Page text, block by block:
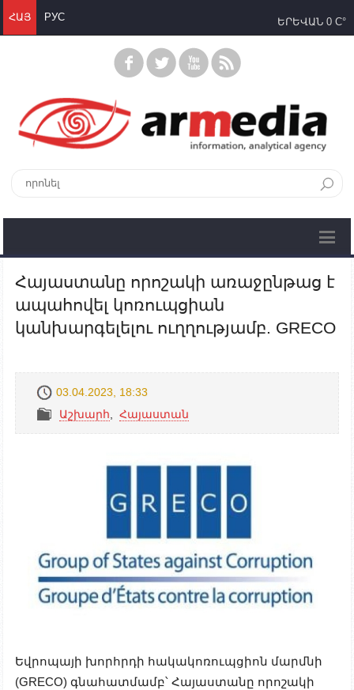
ՀԱՅ РУС ԵՐԵՎԱՆ 0 C°
Հայաստանը որոշակի առաջընթաց է
ապահովել կոռուպցիան
կանխարգելելու ուղղությամբ. GRECO
03.04.2023, 18:33
Աշխարհ
Հայաստան
Եվրոպայի խորհրդի հակակոռուպցիոն մարմնի
(GRECO) գնահատմամբ՝ Հայաստանը որոշակի